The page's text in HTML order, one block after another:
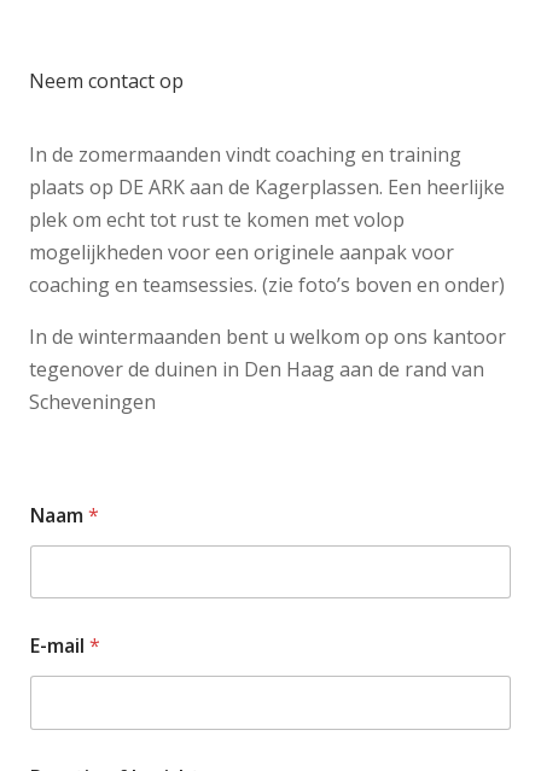
Neem contact op
In de zomermaanden vindt coaching en training
plaats op DE ARK aan de Kagerplassen. Een heerlijke
plek om echt tot rust te komen met volop
mogelijkheden voor een originele aanpak voor
coaching en teamsessies. (zie foto’s boven en onder)
In de wintermaanden bent u welkom op ons kantoor
tegenover de duinen in Den Haag aan de rand van
Scheveningen
-
m
E
-
m
i
Naam*
E-mail *